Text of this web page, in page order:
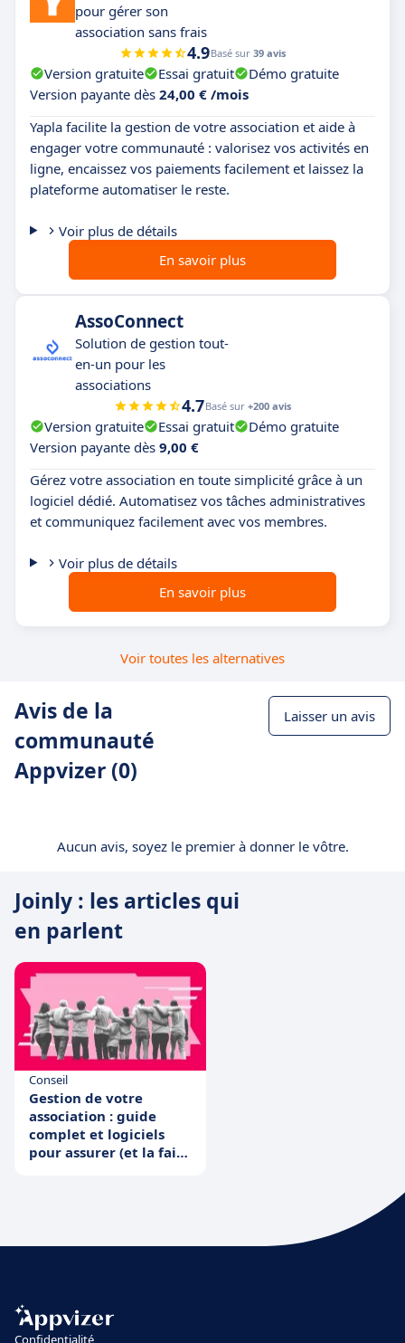
pour gérer son
association sans frais
4.9Basé sur 39 avis
Version gratuite Essai gratuit
Démo gratuite
Version payante dès 24,00 € /mois
Yapla facilite la gestion de votre association et aide à
engager votre communauté : valorisez vos activités en
ligne, encaissez vos paiements facilement et laissez la
plateforme automatiser le reste.
Voir plus de détails
En savoir plus
AssoConnect
Solution de gestion tout-
en-un pour les
associations
4.7Basé sur +200 avis
Version gratuite Essai gratuit
Démo gratuite
Version payante dès 9,00 €
Gérez votre association en toute simplicité grâce à un
logiciel dédié. Automatisez vos tâches administratives
et communiquez facilement avec vos membres.
Voir plus de détails
En savoir plus
Voir toutes les alternatives
Avis de la
communauté
Appvizer (0)
Laisser un avis
Aucun avis, soyez le premier à donner le vôtre.
Joinly : les articles qui
en parlent
Conseil
Gestion de votre
association : guide
complet et logiciels
pour assurer (et la faire
Confidentialité